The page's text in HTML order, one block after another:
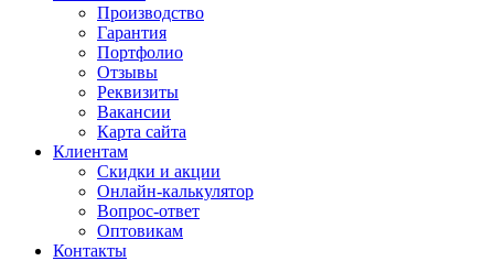
Производство
Гарантия
Портфолио
Отзывы
Реквизиты
Вакансии
Карта сайта
Клиентам
Скидки и акции
Онлайн-калькулятор
Вопрос-ответ
Оптовикам
Контакты